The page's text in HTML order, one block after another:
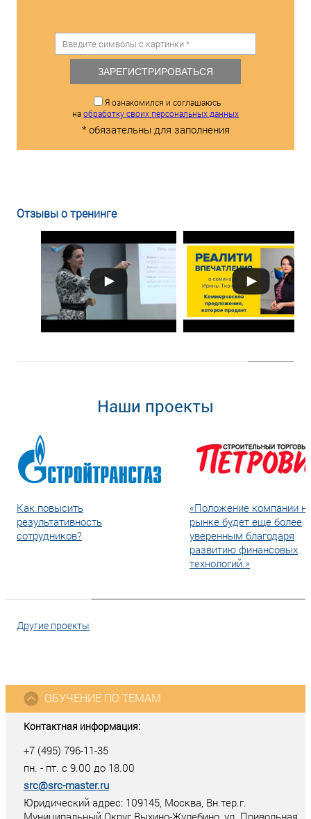
ЗАРЕГИСТРИРОВАТЬСЯ
Я ознакомился и соглашаюсь
наобработку своих персональных данных
* обязательны для заполнения
Отзывы о тренинге
Наши проекты
Как повысить
результативность
сотрудников?
«Положение компании
рынке будет еще более
уверенным благодаря
развитию финансовых
технологий.»
Другие проекты
Контактная информация:
+7 (495) 796-11-35
пн. - пт. с 9.00 до 18.00
src@src-master.ru
Юридический адрес: 109145, Москва, Вн.тер.г.
ОБУЧЕНИЕ ПО ТЕМАМ